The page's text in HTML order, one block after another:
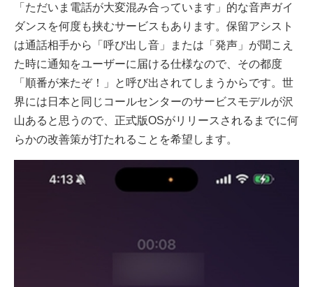
「ただいま電話が大変混み合っています」的な音声ガイ
ダンスを何度も挟むサービスもあります。保留アシスト
は通話相手から「呼び出し音」または「発声」が聞こえ
た時に通知をユーザーに届ける仕様なので、その都度
「順番が来たぞ！」と呼び出されてしまうからです。世
界には日本と同じコールセンターのサービスモデルが沢
山あると思うので、正式版OSがリリースされるまでに何
らかの改善策が打たれることを希望します。